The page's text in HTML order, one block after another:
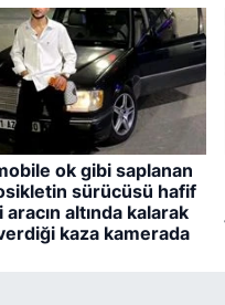
ok gibi saplanan
sürücüsü hafif
altında kalarak
kaza kamerada